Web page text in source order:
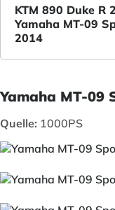
KTM 890 Duke R
Yamaha MT-09
2014
Yamaha MT-09
Quelle: 1000PS